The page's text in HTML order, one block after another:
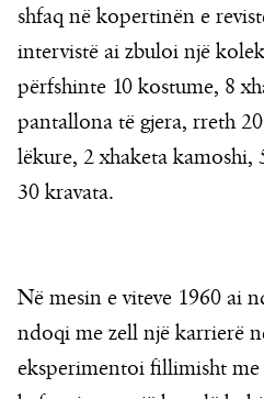
shfaq në kopertinën e
intervistë ai zbuloi një
përfshinte 10 kostume, 8
pantallona të gjera, rreth
lëkure, 2 xhaketa kamoshi,
30 kravata.
Në mesin e viteve 1960 ai
ndoqi me zell një karrierë
eksperimentoi fillimisht